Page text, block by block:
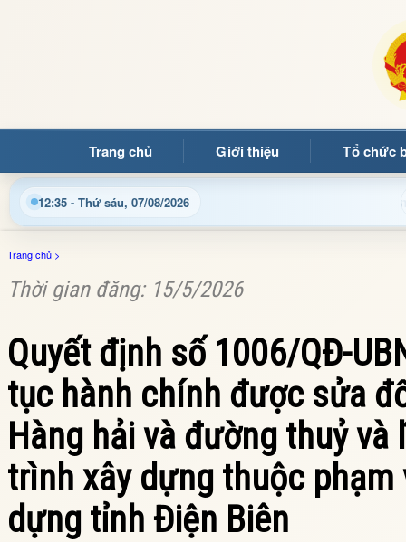
Trang chủ Giới thiệu Tổ chức
12:35 - Thứ sáu, 07/08/2026
Ảng Cập nhật thông tin điều hành, thủ tục hành
Trang chủ >
Thời gian đăng: 15/5/2026
Quyết định số 1006/QĐ-
tục hành chính được sửa
Hàng hải và đường thuỷ
trình xây dựng thuộc phạm
dựng tỉnh Điện Biên